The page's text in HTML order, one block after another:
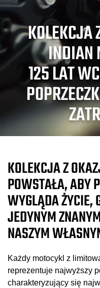
KOLEKCJA
INDIAN
125 LAT
KOLEKCJA Z
POWSTAŁA, ABY
WYGLĄDA ŻYCIE,
JEDYNYM
NASZYM
Każdy motocykl z
reprezentuje najwyższy
charakteryzujący się